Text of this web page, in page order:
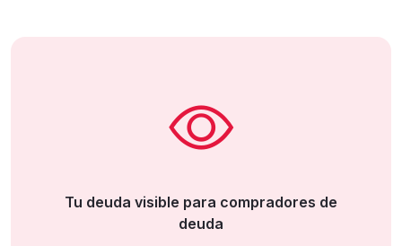
Tu deuda visible para compradores de
deuda